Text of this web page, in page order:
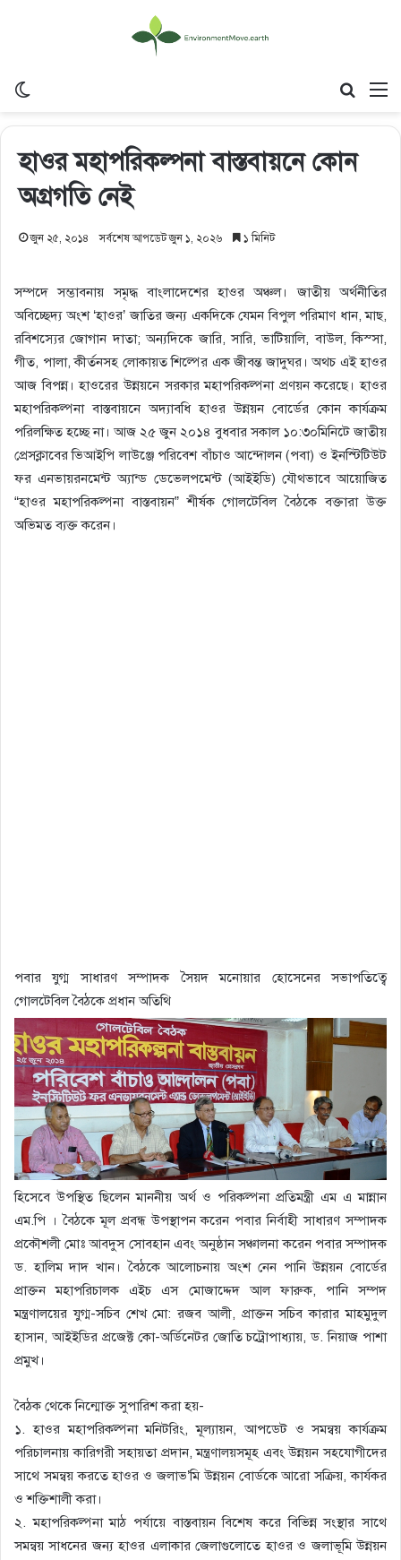
হাওর মহাপরিকল্পনা বাস্তবায়নে কোন
অগ্রগতি নেই
জুন ২৫, ২০১৪ সর্বশেষ আপডেট জুন ১, ২০২৬ ১ মিনিট
সম্পদে সম্ভাবনায় সমৃদ্ধ বাংলাদেশের হাওর অঞ্চল। জাতীয় অর্থনীতির
অবিচ্ছেদ্য অংশ ‘হাওর’ জাতির জন্য একদিকে যেমন বিপুল পরিমাণ ধান, মাছ,
রবিশস্যের জোগান দাতা; অন্যদিকে জারি, সারি, ভাটিয়ালি, বাউল, কিস্সা,
গীত, পালা, কীর্তনসহ লোকায়ত শিল্পের এক জীবন্ত জাদুঘর। অথচ এই হাওর
আজ বিপন্ন। হাওরের উন্নয়নে সরকার মহাপরিকল্পনা প্রণয়ন করেছে। হাওর
মহাপরিকল্পনা বাস্তবায়নে অদ্যাবধি হাওর উন্নয়ন বোর্ডের কোন কার্যক্রম
পরিলক্ষিত হচ্ছে না। আজ ২৫ জুন ২০১৪ বুধবার সকাল ১০:৩০মিনিটে জাতীয়
প্রেসক্লাবের ভিআইপি লাউঞ্জে পরিবেশ বাঁচাও আন্দোলন (পবা) ও ইনস্টিটিউট
ফর এনভায়রনমেন্ট অ্যান্ড ডেভেলপমেন্ট (আইইডি) যৌথভাবে আয়োজিত
“হাওর মহাপরিকল্পনা বাস্তবায়ন” শীর্ষক গোলটেবিল বৈঠকে বক্তারা উক্ত
অভিমত ব্যক্ত করেন।
পবার যুগ্ম সাধারণ সম্পাদক সৈয়দ মনোয়ার হোসেনের সভাপতিত্বে
গোলটেবিল বৈঠকে প্রধান অতিথি
হিসেবে উপস্থিত ছিলেন মাননীয় অর্থ ও পরিকল্পনা প্রতিমন্ত্রী এম এ মান্নান
এম.পি । বৈঠকে মূল প্রবন্ধ উপস্থাপন করেন পবার নির্বাহী সাধারণ সম্পাদক
প্রকৌশলী মোঃ আবদুস সোবহান এবং অনুষ্ঠান সঞ্চালনা করেন পবার সম্পাদক
ড. হালিম দাদ খান। বৈঠকে আলোচনায় অংশ নেন পানি উন্নয়ন বোর্ডের
প্রাক্তন মহাপরিচালক এইচ এস মোজাদ্দেদ আল ফারুক, পানি সম্পদ
মন্ত্রণালয়ের যুগ্ম-সচিব শেখ মো: রজব আলী, প্রাক্তন সচিব কারার মাহমুদুল
হাসান, আইইডির প্রজেক্ট কো-অর্ডিনেটর জোতি চট্রোপাধ্যায়, ড. নিয়াজ পাশা
প্রমুখ।
বৈঠক থেকে নিন্মোক্ত সুপারিশ করা হয়-
১. হাওর মহাপরিকল্পনা মনিটরিং, মূল্যায়ন, আপডেট ও সমন্বয় কার্যক্রম
পরিচালনায় কারিগরী সহায়তা প্রদান, মন্ত্রণালয়সমূহ এবং উন্নয়ন সহযোগীদের
সাথে সমন্বয় করতে হাওর ও জলাভ’মি উন্নয়ন বোর্ডকে আরো সক্রিয়, কার্যকর
ও শক্তিশালী করা।
২. মহাপরিকল্পনা মাঠ পর্যায়ে বাস্তবায়ন বিশেষ করে বিভিন্ন সংস্থার সাথে
সমন্বয় সাধনের জন্য হাওর এলাকার জেলাগুলোতে হাওর ও জলাভূমি উন্নয়ন